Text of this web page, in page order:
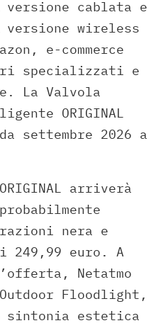
cablata e
wireless
e-commerce
specializzati e
La Valvola
ORIGINAL
settembre 2026 a
arriverà
nera e
249,99 euro. A
Netatmo
Floodlight,
estetica